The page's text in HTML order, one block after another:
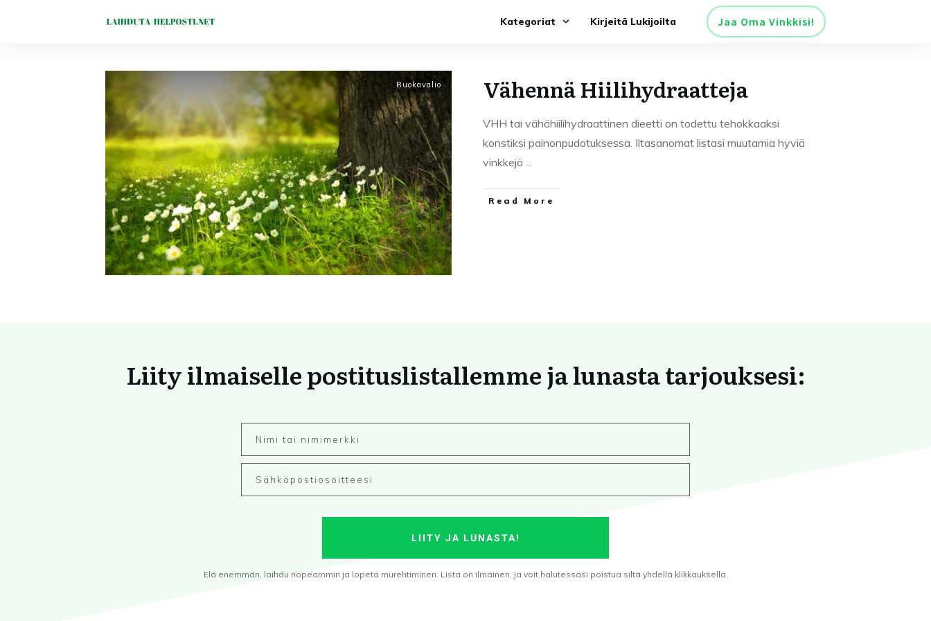
Kategoriat Kirjeitä Lukijoilta Jaa Oma Vinkkisi!
Ruokavalio Vähennä Hiilihydraatteja
VHH tai vähähiilihydraattinen dieetti on todettu tehokkaaksi
konstiksi painonpudotuksessa. Iltasanomat listasi muutamia hyviä
vinkkejä ...
Read More
Liity ilmaiselle postituslistallemme ja lunasta tarjouksesi:
LIITY JA LUNASTA!
Elä enemmän, laihdu nopeammin ja lopeta murehtiminen. Lista on ilmainen, ja voit halutessasi poistua siltä yhdellä klikkauksella.